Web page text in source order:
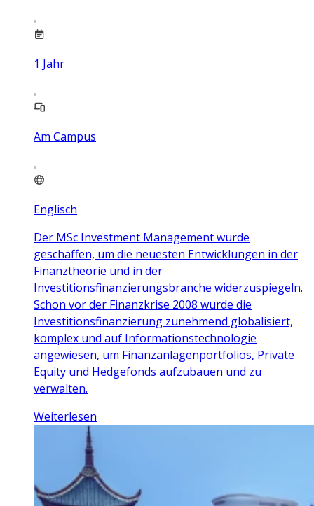
1 Jahr
Am Campus
Englisch
Der MSc Investment Management wurde
geschaffen, um die neuesten Entwicklungen in der
Finanztheorie und in der
Investitionsfinanzierungsbranche widerzuspiegeln.
Schon vor der Finanzkrise 2008 wurde die
Investitionsfinanzierung zunehmend globalisiert,
komplex und auf Informationstechnologie
angewiesen, um Finanzanlagenportfolios, Private
Equity und Hedgefonds aufzubauen und zu
verwalten.
Weiterlesen